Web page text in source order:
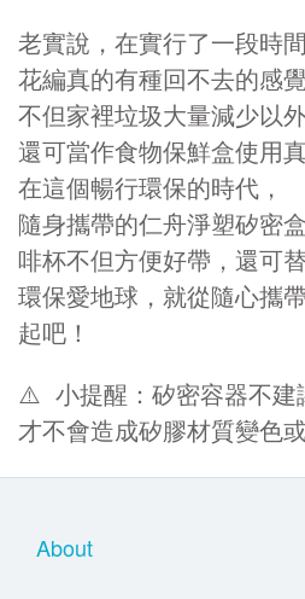
老實說，在實行了一段時
花編真的有種回不去的感覺
不但家裡垃圾大量減少以外
還可當作食物保鮮盒使用
在這個暢行環保的時代，
隨身攜帶的仁舟淨塑矽密
啡杯不但方便好帶，還可
環保愛地球，就從隨心攜
起吧！
⚠️ 小提醒：矽密容器不建
才不會造成矽膠材質變色
About